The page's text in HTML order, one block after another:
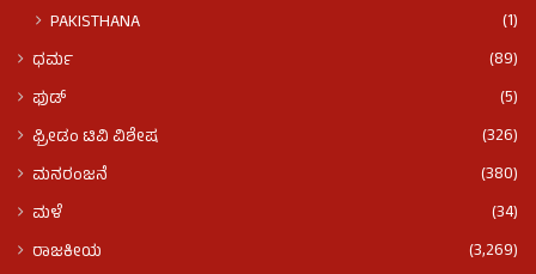
PAKISTHANA
(1)
ಧರ್ಮ
(89)
ಫುಡ್​​
(5)
ಫ್ರೀಡಂ ಟಿವಿ ವಿಶೇಷ
(326)
ಮನರಂಜನೆ
(380)
ಮಳೆ
(34)
ರಾಜಕೀಯ
(3,269)